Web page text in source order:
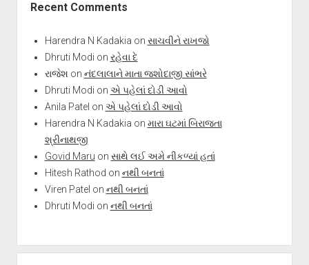
Recent Comments
Harendra N Kadakia on સાચવીને રાખજો
Dhruti Modi on રહેવા દે
રાજેશ on નંદલાલાને માતા જશોદાજી સાંભરે
Dhruti Modi on એ પહેલાં દોડી આવો
Anila Patel on એ પહેલાં દોડી આવો
Harendra N Kadakia on મારા ઘટમાં બિરાજતા
શ્રીનાથજી
Govid Maru on સાથે લઈ અમે નીકળ્યાં હતાં
Hitesh Rathod on નથી બનતાં
Viren Patel on નથી બનતાં
Dhruti Modi on નથી બનતાં